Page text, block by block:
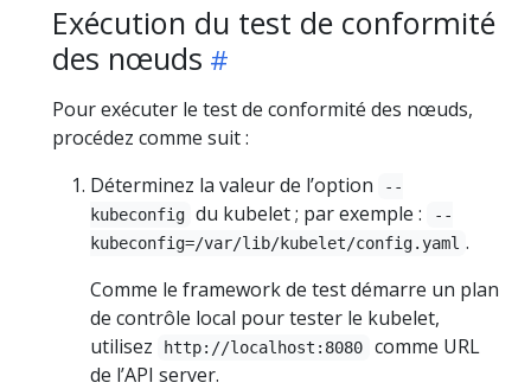
Exécution du test de conformité
des nœuds
Pour exécuter le test de conformité des nœuds,
procédez comme suit :
Déterminez la valeur de l’option
--
kubeconfig du kubelet ; par exemple :
--
kubeconfig=/var/lib/kubelet/config.yaml .
Comme le framework de test démarre un plan
de contrôle local pour tester le kubelet,
utilisez
http://localhost:8080
comme URL
de l’API server.